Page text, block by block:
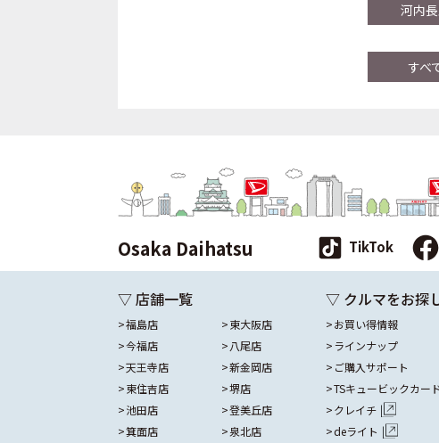
河内
すべ
Osaka Daihatsu TikTok
▽ 店舗一覧
福島店
今福店
天王寺店
東住吉店
池田店
箕面店
東大阪店
八尾店
新金岡店
堺店
登美丘店
泉北店
▽ クルマをお探
お買い得情報
ラインナップ
ご購入サポート
TSキュービックカー
クレイチ
deライト